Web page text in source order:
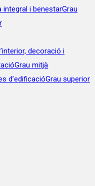
integral i benestarGrau
decoració i
Grau mitjà
d’edificacióGrau superior